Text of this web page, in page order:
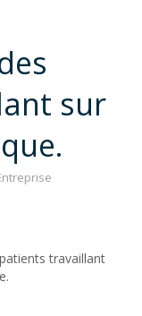
sur
travaillant